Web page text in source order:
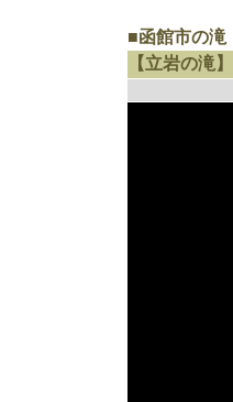
■函館市の滝
【立岩の滝】